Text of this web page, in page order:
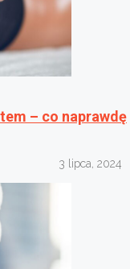
– co naprawdę
3 lipca, 2024